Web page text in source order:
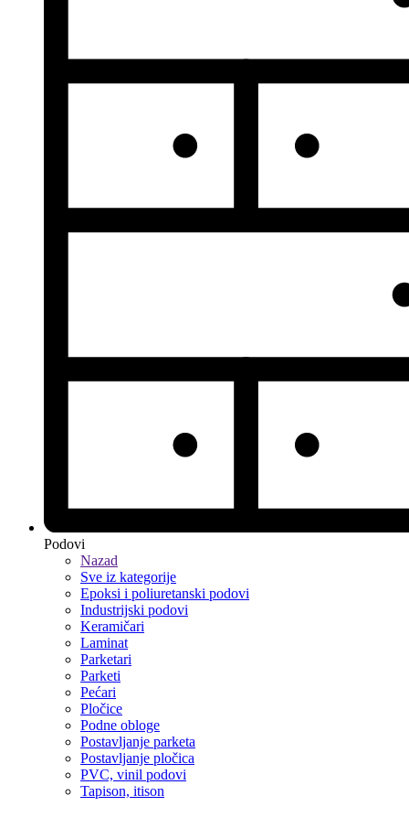
Podovi
Nazad
Sve iz kategorije
Epoksi i poliuretanski podovi
Industrijski podovi
Keramičari
Laminat
Parketari
Parketi
Pećari
Pločice
Podne obloge
Postavljanje parketa
Postavljanje pločica
PVC, vinil podovi
Tapison, itison